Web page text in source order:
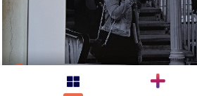
Jiri-Svoboda